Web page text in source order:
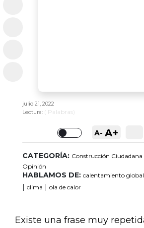
julio 21, 2022
Lectura: ( Palabras)
Toggle
A- A+
CATEGORÍA: Construcción Ciudadana
Opinión
HABLAMOS DE: calentamiento global
| clima | ola de calor
Existe una frase muy